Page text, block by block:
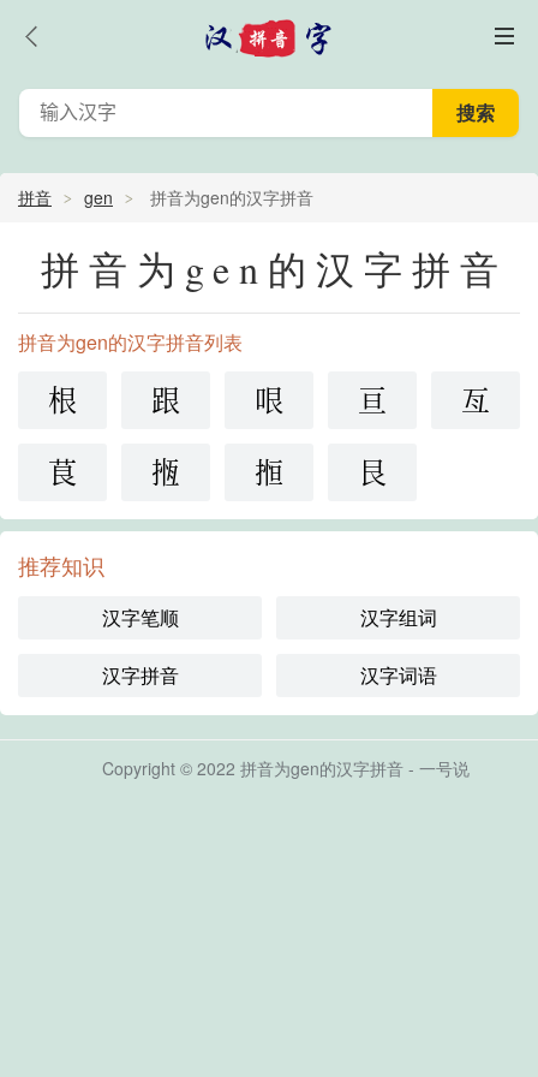
拼音 gen 拼音为gen的汉字拼音
拼音为gen的汉字拼音
拼音为gen的汉字拼音列表
根 跟 哏 亘
亙
茛
揯 搄 艮
推荐知识
汉字笔顺 汉字组词
汉字拼音 汉字词语
Copyright © 2022 拼音为gen的汉字拼音 - 一号说